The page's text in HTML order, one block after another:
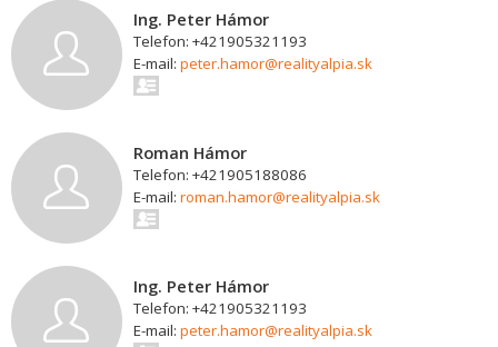
Ing. Peter Hámor
Telefon: +421905321193
E-mail: peter.hamor@realityalpia.sk
Roman Hámor
Telefon: +421905188086
E-mail: roman.hamor@realityalpia.sk
Ing. Peter Hámor
Telefon: +421905321193
E-mail: peter.hamor@realityalpia.sk